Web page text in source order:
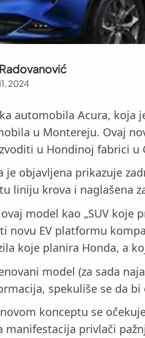
2024
automobila Acura,
u Montereju. Ovaj
u Hondinoj fabrici u
je objavljena prikazuje
liniju krova i naglašena
model kao „SUV
novu EV platformu
koje planira Honda, a
model (za sada
spekuliše se da
konceptu se
manifestacija privlači